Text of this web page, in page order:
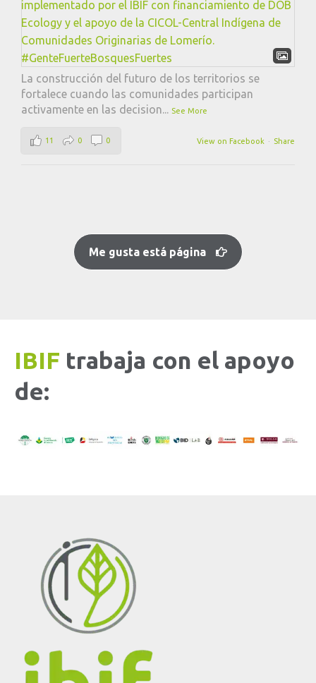
La construcción del futuro de los territorios se
fortalece cuando las comunidades participan
activamente en las decision... See More
View on Facebook · Share
11 0 0
Me gusta está página
IBIF trabaja con el apoyo
de: